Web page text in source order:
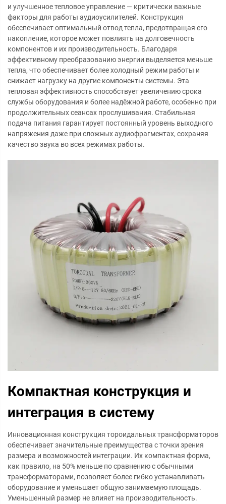
и улучшенное тепловое управление — критически важные
факторы для работы аудиоусилителей. Конструкция
обеспечивает оптимальный отвод тепла, предотвращая его
накопление, которое может повлиять на долговечность
компонентов и их производительность. Благодаря
эффективному преобразованию энергии выделяется меньше
тепла, что обеспечивает более холодный режим работы и
снижает нагрузку на другие компоненты системы. Эта
тепловая эффективность способствует увеличению срока
службы оборудования и более надёжной работе, особенно при
продолжительных сеансах прослушивания. Стабильная
подача питания гарантирует постоянный уровень выходного
напряжения даже при сложных аудиофрагментах, сохраняя
качество звука во всех режимах работы.
Компактная конструкция и
интеграция в систему
Инновационная конструкция тороидальных трансформаторов
обеспечивает значительные преимущества с точки зрения
размера и возможностей интеграции. Их компактная форма,
как правило, на 50% меньше по сравнению с обычными
трансформаторами, позволяет более гибко устанавливать
оборудование и уменьшает общую занимаемую площадь.
Уменьшенный размер не влияет на производительность.